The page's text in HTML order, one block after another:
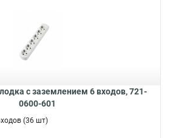
с заземлением 6 входов, 721-
0600-601
(36 шт)